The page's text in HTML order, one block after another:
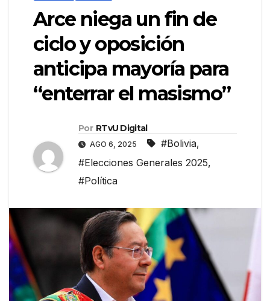
Arce niega un fin de
ciclo y oposición
anticipa mayoría para
“enterrar el masismo”
Por RTvU Digital
AGO 6, 2025 #Bolivia,
#Elecciones Generales 2025,
#Política